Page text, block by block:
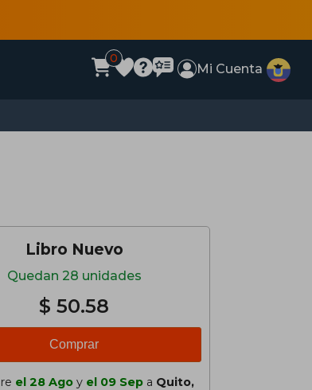
0
Mi Cuenta
Libro Nuevo
Quedan 28 unidades
$ 50.58
Comprar
el 28 Ago y el 09 Sep a Quito,